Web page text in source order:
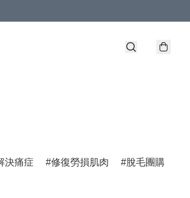
決痛症 修復勞損肌肉 脫毛團購